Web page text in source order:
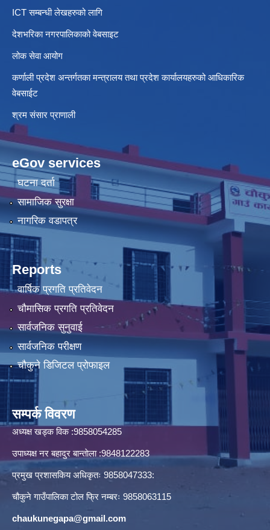
ICT सम्बन्धी लेखहरुको लागि
देशभरिका नगरपालिकाको वेबसाइट
लोक सेवा आयोग
कर्णाली प्रदेश अन्तर्गतका मन्त्रालय तथा प्रदेश कार्यालयहरुको आधिकारिक
वेबसाईट
श्रम संसार प्राणाली
eGov services
घटना दर्ता
सामाजिक सुरक्षा
नागरिक वडापत्र
Reports
वार्षिक प्रगति प्रतिवेदन
चौमासिक प्रगति प्रतिवेदन
सार्वजनिक सुनुवाई
सार्वजनिक परीक्षण
चौकुने डिजिटल प्रोफाइल
सम्पर्क विवरण
अध्यक्ष खड्क विक :9858054285
उपाध्यक्ष नर बहादुर बान्ताेला :9848122283
प्रमुख प्रशासकिय अधिकृतः 9858047333:
चौकुने गाउँपालिका टोल फ्रि नम्बरः 9858063115
chaukunegapa@gmail.com